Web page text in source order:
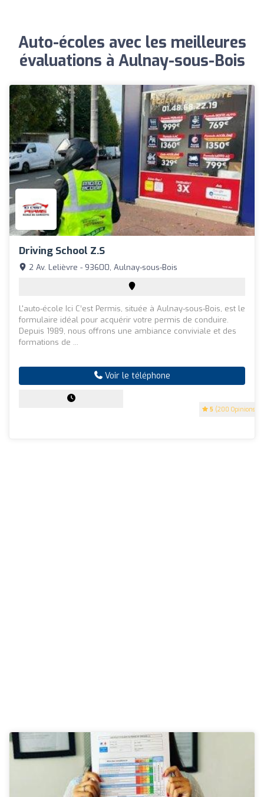
Auto-écoles avec les meilleures
évaluations à Aulnay-sous-Bois
Driving School Z.s
5 (200 Opinions)
2 Av. Lelièvre - 93600, Aulnay-sous-Bois
L'auto-école Ici C’est Permis, située à Aulnay-sous-Bois, est le
formulaire idéal pour acquérir votre permis de conduire.
Depuis 1989, nous offrons une ambiance conviviale et des
formations de ...
Voir le téléphone